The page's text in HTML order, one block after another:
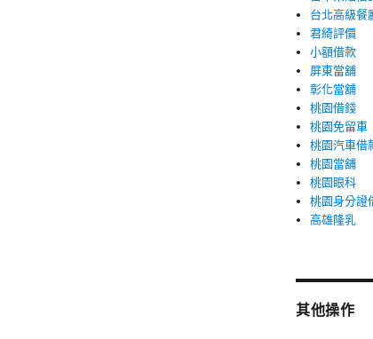
台北高級餐
君綺評價
小額借款
屏東當舖
彰化當舖
桃園借錢
桃園免留車
桃園汽車借
桃園當舖
桃園眼科
桃園身分證
高雄隆乳
其他操作